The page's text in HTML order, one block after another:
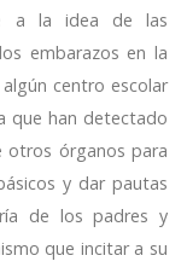
a la idea de las
embarazos en la
centro escolar
que han detectado
otros órganos para
y dar pautas
de los padres y
que incitar a su